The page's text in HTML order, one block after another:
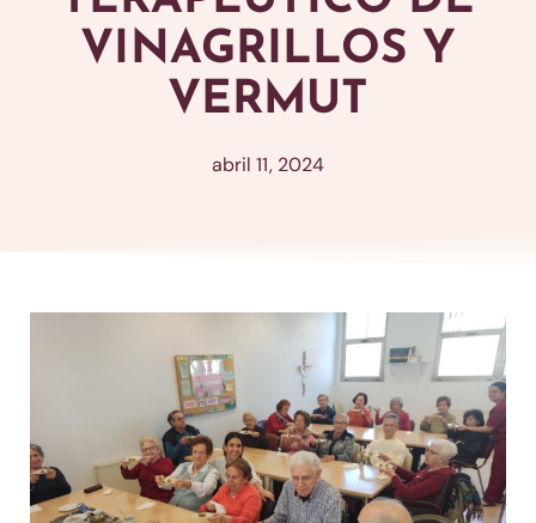
VINAGRILLOS Y
VERMUT
abril 11, 2024